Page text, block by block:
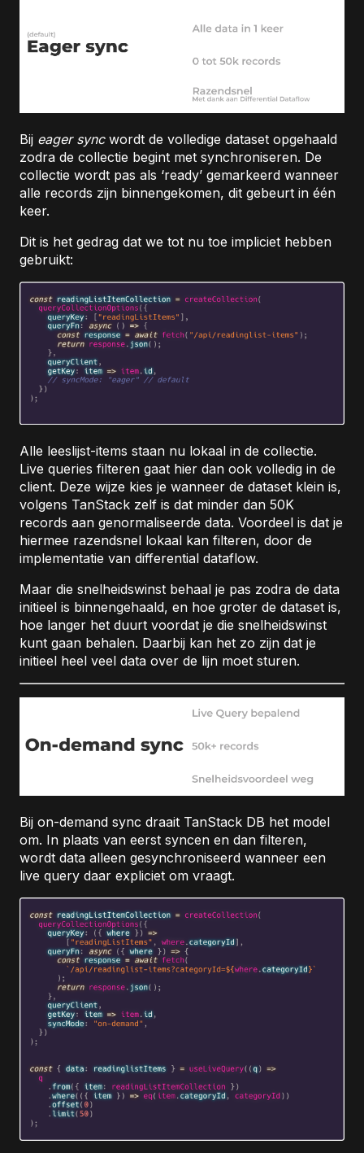
Bij eager syncwordt de volledige dataset opgehaald
zodra de collectie begint met synchroniseren. De
collectie wordt pas als ‘ready’ gemarkeerd wanneer
alle records zijn binnengekomen, dit gebeurt in één
keer.
Dit is het gedrag dat we tot nu toe impliciet hebben
gebruikt:
Alle leeslijst-items staan nu lokaal in de collectie.
Live queries filteren gaat hier dan ook volledig in de
client. Deze wijze kies je wanneer de dataset klein is,
volgens TanStack zelf is dat minder dan 50K
records aan genormaliseerde data. Voordeel is dat je
hiermee razendsnel lokaal kan filteren, door de
implementatie van differential dataflow.
Maar die snelheidswinst behaal je pas zodra de data
initieel is binnengehaald, en hoe groter de dataset is,
hoe langer het duurt voordat je die snelheidswinst
kunt gaan behalen. Daarbij kan het zo zijn dat je
initieel heel veel data over de lijn moet sturen.
Bij on-demand sync draait TanStack DB het model
om. In plaats van eerst syncen en dan filteren,
wordt data alleen gesynchroniseerd wanneer een
live query daar expliciet om vraagt.